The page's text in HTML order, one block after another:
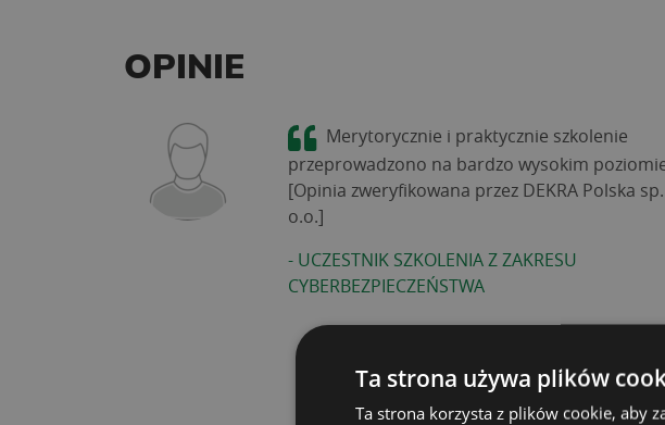
OPINIE
Merytorycznie i praktycznie szkolenie
przeprowadzono na bardzo wysokim
[Opinia zweryfikowana przez DEKRA Polska
o.o.]
- UCZESTNIK SZKOLENIA Z ZAKRESU
CYBERBEZPIECZEŃSTWA
Ta strona używa plików
Ta strona korzysta z plików cookie, aby